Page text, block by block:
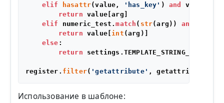
elif
hasattr(value, 'has_key' ) and
return value[arg]
elif
numeric_test.match ( str(arg)) and
return value[int (arg)]
else :
return
register. filter( 'getattribute'
Использование в шаблоне: